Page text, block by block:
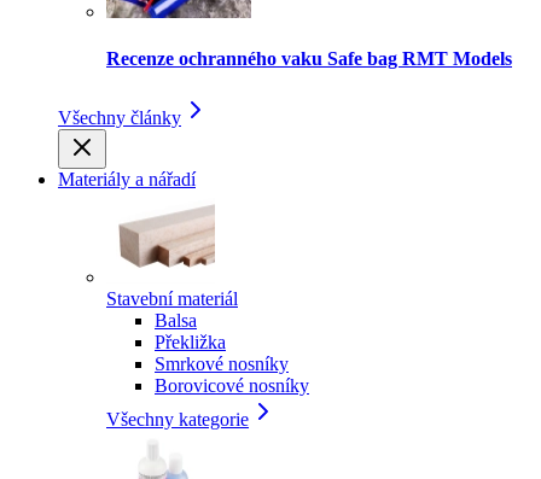
Recenze ochranného vaku Safe bag RMT Models
Všechny články
Materiály a nářadí
Stavební materiál
Balsa
Překližka
Smrkové nosníky
Borovicové nosníky
Všechny kategorie